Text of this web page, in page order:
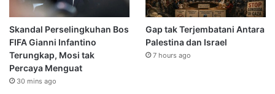
Skandal Perselingkuhan Bos
FIFA Gianni Infantino
Terungkap, Mosi tak
Percaya Menguat
30 mins ago
Gap tak Terjembatani Antara
Palestina dan Israel
7 hours ago